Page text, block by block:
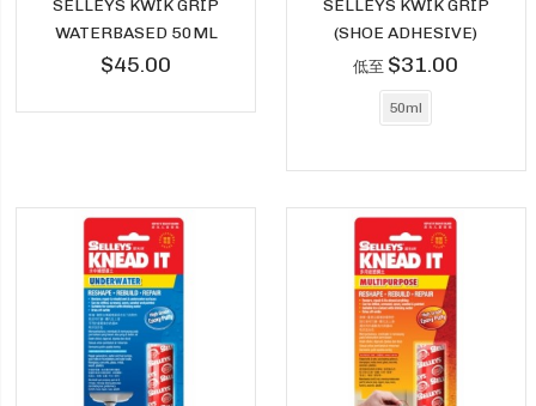
SELLEYS KWIK GRIP
WATERBASED 50ML
$45.00
SELLEYS KWIK GRIP
(SHOE ADHESIVE)
低至 $31.00
50ml